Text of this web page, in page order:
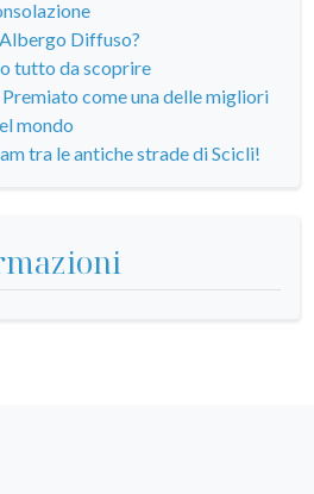
Diffuso?
tutto da scoprire
come una delle migliori
mondo
tra le antiche strade di Scicli!